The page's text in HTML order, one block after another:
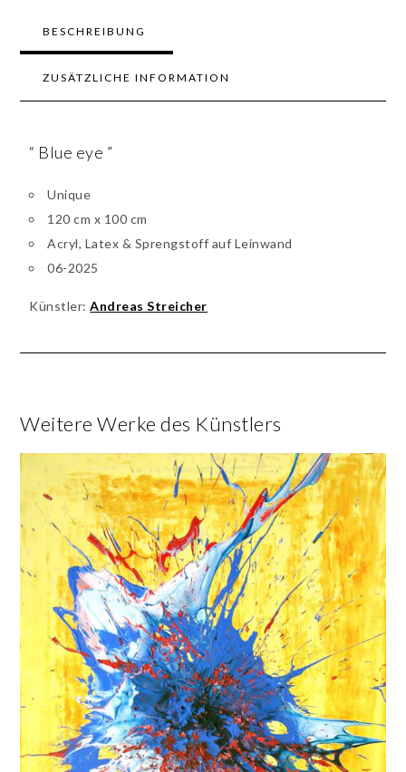
BESCHREIBUNG
ZUSÄTZLICHE INFORMATION
“ Blue eye ”
Unique
120 cm x 100 cm
Acryl, Latex & Sprengstoff auf Leinwand
06-2025
Künstler:Andreas Streicher
Weitere Werke des Künstlers